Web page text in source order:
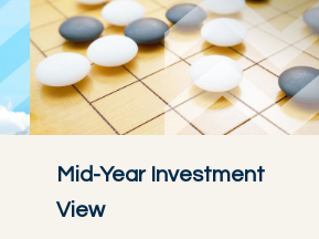
Mid-Year Investment
View